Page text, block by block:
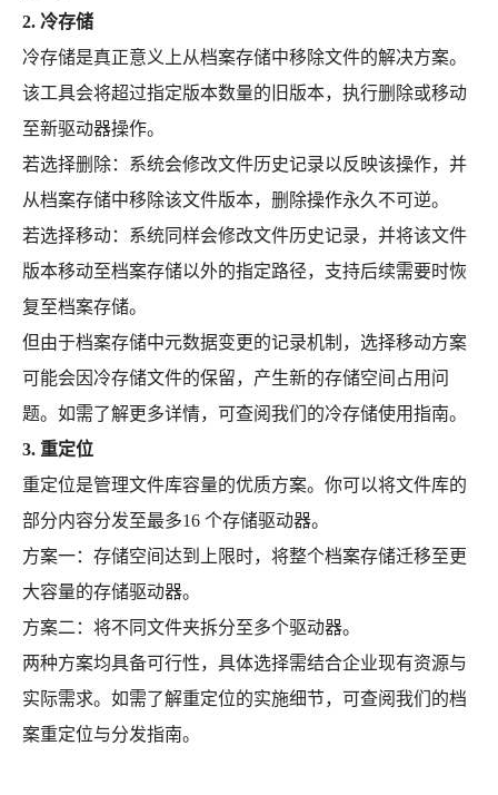
2. 冷存储
冷存储是真正意义上从档案存储中移除文件的解决方案。
该工具会将超过指定版本数量的旧版本，执行删除或移动
至新驱动器操作。
若选择删除：系统会修改文件历史记录以反映该操作，并
从档案存储中移除该文件版本，删除操作永久不可逆。
若选择移动：系统同样会修改文件历史记录，并将该文件
版本移动至档案存储以外的指定路径，支持后续需要时恢
复至档案存储。
但由于档案存储中元数据变更的记录机制，选择移动方案
可能会因冷存储文件的保留，产生新的存储空间占用问
题。如需了解更多详情，可查阅我们的冷存储使用指南。
3. 重定位
重定位是管理文件库容量的优质方案。你可以将文件库的
部分内容分发至最多16 个存储驱动器。
方案一：存储空间达到上限时，将整个档案存储迁移至更
大容量的存储驱动器。
方案二：将不同文件夹拆分至多个驱动器。
两种方案均具备可行性，具体选择需结合企业现有资源与
实际需求。如需了解重定位的实施细节，可查阅我们的档
案重定位与分发指南。